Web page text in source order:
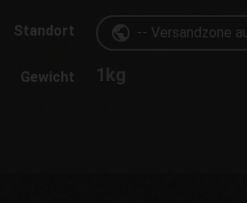
Standort public
Gewicht 1 kg